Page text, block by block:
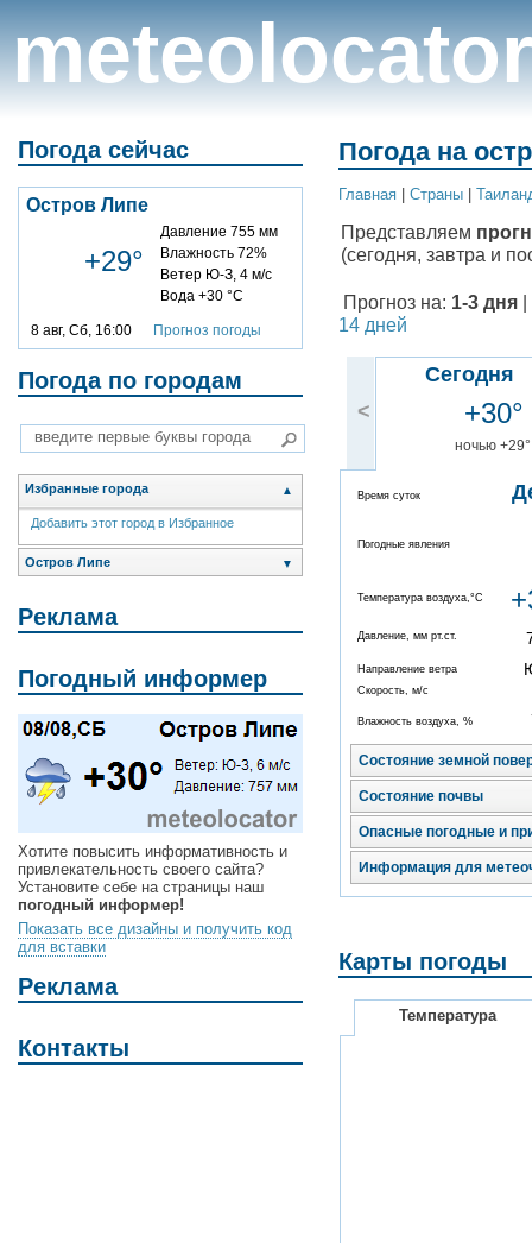
meteolocator
Погода сейчас
Остров Липе
+29°
Давление 755 мм
Влажность 72%
Ветер Ю-З, 4 м/с
Вода +30 °C
8 авг, Сб, 16:00 Прогноз погоды
Погода по городам
Избранные города ▲
Добавить этот город в Избранное
Остров Липе ▼
Реклама
Погодный информер
Хотите повысить информативность и
привлекательность своего сайта?
Установите себе на страницы наш
погодный информер!
Показать все дизайны и получить код
для вставки
Реклама
Контакты
Погода на
Главная Cтраны
Представляем
(сегодня, завтра и
Прогноз на: 1-3 дня
14 дней
<
Сегодня
+30°
ночью +29°
Время суток
Погодные явления
Температура воздуха,°C
Давление, мм рт.ст.
Направление ветра
Скорость, м/с
Влажность воздуха, %
Состояние земной
Состояние почвы
Опасные погодные и
Информация для
Карты погоды
Температура